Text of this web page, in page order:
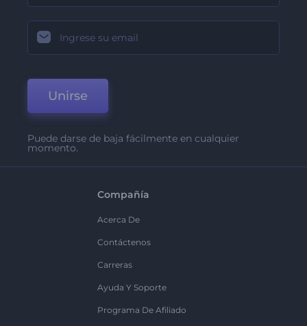
Unirse
Puede darse de baja fácilmente en cualquier
momento.
Compañía
Acerca De
Contáctenos
Carreras
Ayuda Y Soporte
Programa De Afiliado